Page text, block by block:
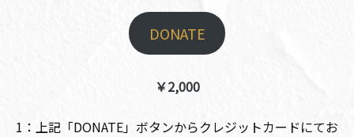
DONATE
￥2,000
1：上記「DONATE」ボタンからクレジットカードにてお